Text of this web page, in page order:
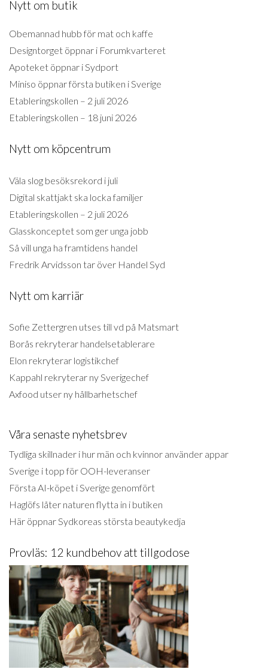
Nytt om butik
Obemannad hubb för mat och kaffe
Designtorget öppnar i Forumkvarteret
Apoteket öppnar i Sydport
Miniso öppnar första butiken i Sverige
Etableringskollen – 2 juli 2026
Etableringskollen – 18 juni 2026
Nytt om köpcentrum
Väla slog besöksrekord i juli
Digital skattjakt ska locka familjer
Etableringskollen – 2 juli 2026
Glasskonceptet som ger unga jobb
Så vill unga ha framtidens handel
Fredrik Arvidsson tar över Handel Syd
Nytt om karriär
Sofie Zettergren utses till vd på Matsmart
Borås rekryterar handelsetablerare
Elon rekryterar logistikchef
Kappahl rekryterar ny Sverigechef
Axfood utser ny hållbarhetschef
Våra senaste nyhetsbrev
Tydliga skillnader i hur män och kvinnor använder appar
Sverige i topp för OOH-leveranser
Första AI-köpet i Sverige genomfört
Haglöfs låter naturen flytta in i butiken
Här öppnar Sydkoreas största beautykedja
Provläs: 12 kundbehov att tillgodose